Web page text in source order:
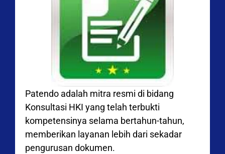
Patendo adalah mitra resmi di bidang
Konsultasi HKI yang telah terbukti
kompetensinya selama bertahun-tahun,
memberikan layanan lebih dari sekadar
pengurusan dokumen.